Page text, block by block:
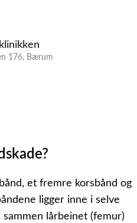
176, Bærum
et fremre korsbånd og
ligger inne i selve
lårbeinet (femur)